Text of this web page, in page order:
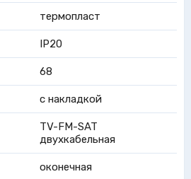
термопласт
IP20
68
с накладкой
TV-FM-SAT
двухкабельная
оконечная